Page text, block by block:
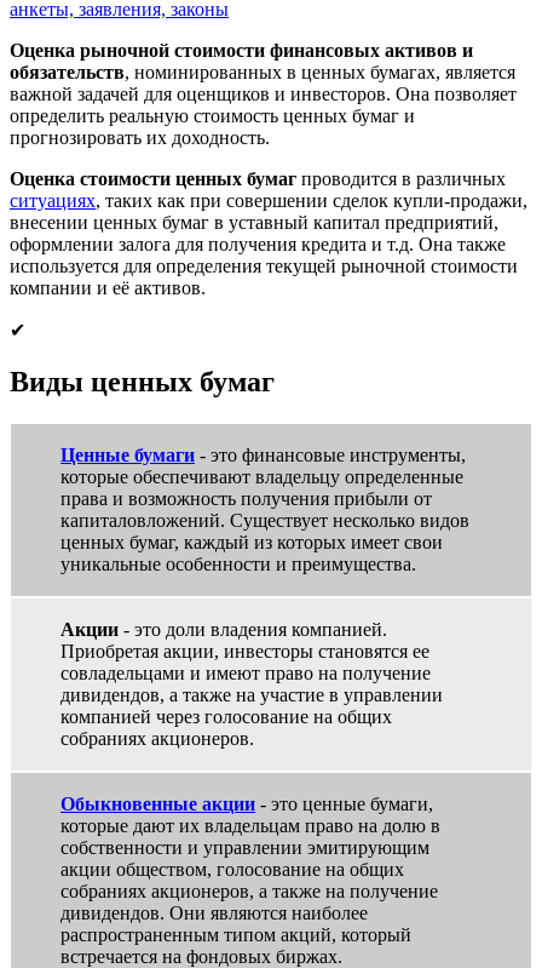
анкеты, заявления, законы
Оценка рыночной стоимости финансовых активов и
обязательств, номинированных в ценных бумагах, является
важной задачей для оценщиков и инвесторов. Она позволяет
определить реальную стоимость ценных бумаг и
прогнозировать их доходность.
Оценка стоимости ценных бумаг проводится в различных
ситуациях, таких как при совершении сделок купли-продажи,
внесении ценных бумаг в уставный капитал предприятий,
оформлении залога для получения кредита и т.д. Она также
используется для определения текущей рыночной стоимости
компании и её активов.
✔
Виды ценных бумаг
Ценные бумаги - это финансовые инструменты,
которые обеспечивают владельцу определенные
права и возможность получения прибыли от
капиталовложений. Существует несколько видов
ценных бумаг, каждый из которых имеет свои
уникальные особенности и преимущества.
Акции - это доли владения компанией.
Приобретая акции, инвесторы становятся ее
совладельцами и имеют право на получение
дивидендов, а также на участие в управлении
компанией через голосование на общих
собраниях акционеров.
Обыкновенные акции - это ценные бумаги,
которые дают их владельцам право на долю в
собственности и управлении эмитирующим
акции обществом, голосование на общих
собраниях акционеров, а также на получение
дивидендов. Они являются наиболее
распространенным типом акций, который
встречается на фондовых биржах.